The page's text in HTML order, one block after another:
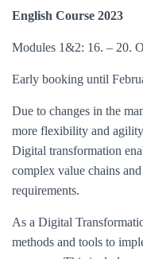
English Course 2023
Modules 1&2: 16. – 20.
Early booking until
Due to changes in the
more flexibility and
Digital transformation
complex value chains
requirements.
As a Digital
methods and tools to